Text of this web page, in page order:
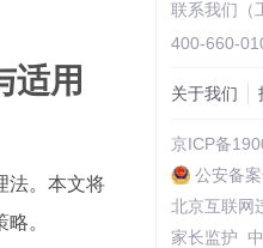
适用
法。本文将
。
联系我们（
400-660-
关于我们
京ICP备
公安备
北京互联网
家长监护